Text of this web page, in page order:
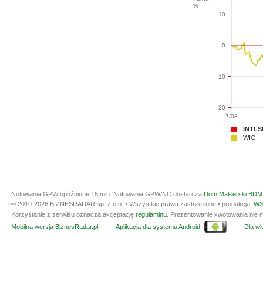
7/08
%
-20
-10
0
10
WIG
Notowania GPW opóźnione 15 min. Notowania GPW/NC dostarcza Dom Maklerski
© 2010-2026 BIZNESRADAR sp. z o.o. • Wszystkie prawa zastrzeżone • produkcja:
Korzystanie z serwisu oznacza akceptację regulaminu . Prezentowanie kwotowania
Mobilna wersja BiznesRadar.pl
Aplikacja dla systemu Android Dla